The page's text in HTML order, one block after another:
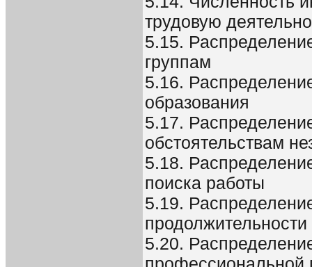
трудовую
5.15.
группам
5.16.
образования
5.17.
обстоятельствам
5.18.
поиска работы
5.19.
5.20.